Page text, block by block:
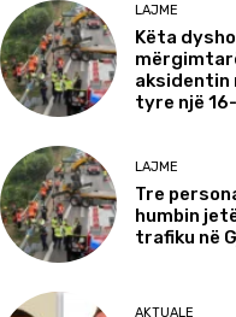
LAJME
Këta
aksidentin
tyre një
LAJME
Tre
humbin
trafiku në
AKTUALE